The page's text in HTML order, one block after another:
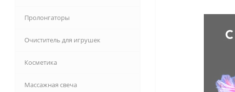
Пролонгаторы
Очиститель для игрушек
Косметика
Массажная свеча